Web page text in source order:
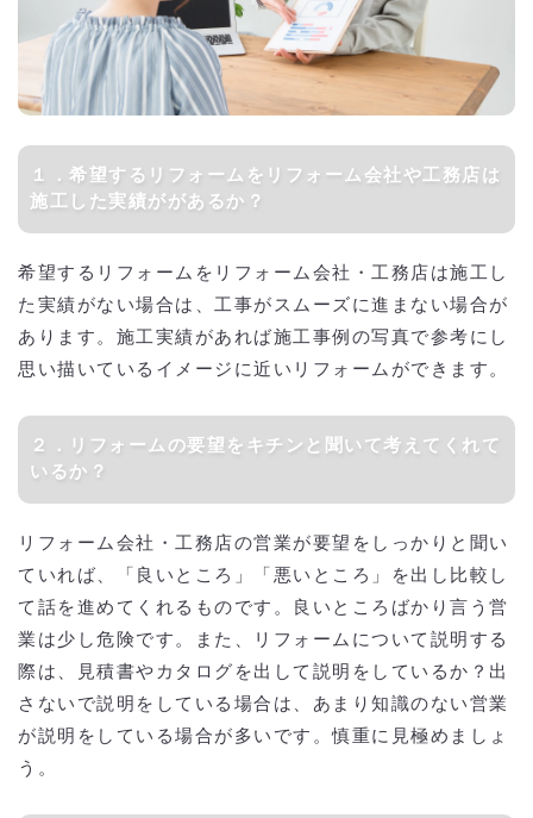
１．希望するリフォームをリフォーム会社や工務店は
施工した実績ががあるか？
希望するリフォームをリフォーム会社・工務店は施工し
た実績がない場合は、工事がスムーズに進まない場合が
あります。施工実績があれば施工事例の写真で参考にし
思い描いているイメージに近いリフォームができます。
２．リフォームの要望をキチンと聞いて考えてくれて
いるか？
リフォーム会社・工務店の営業が要望をしっかりと聞い
ていれば、「良いところ」「悪いところ」を出し比較し
て話を進めてくれるものです。良いところばかり言う営
業は少し危険です。また、リフォームについて説明する
際は、見積書やカタログを出して説明をしているか？出
さないで説明をしている場合は、あまり知識のない営業
が説明をしている場合が多いです。慎重に見極めましょ
う。